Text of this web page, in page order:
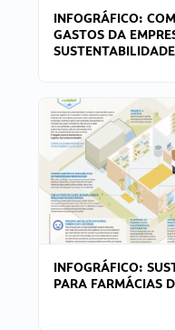
INFOGRÁFICO:
GASTOS DA
SUSTENTABILIDADE
INFOGRÁFICO:
PARA FARMÁCIAS